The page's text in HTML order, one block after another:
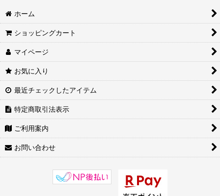
ホーム
ショッピングカート
マイページ
お気に入り
最近チェックしたアイテム
特定商取引法表示
ご利用案内
お問い合わせ